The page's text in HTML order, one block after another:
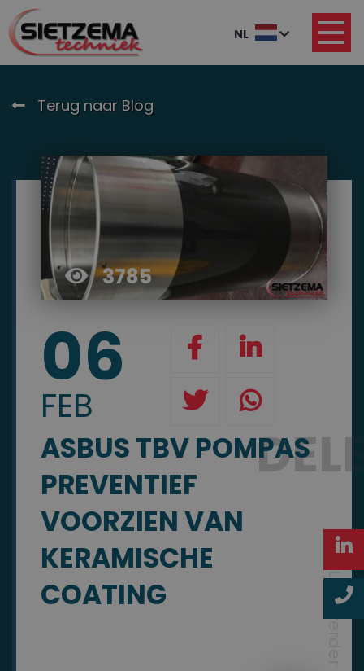
Terug naar Blog
3785
06
FEB
ASBUS TBV POMPAS
PREVENTIEF
VOORZIEN VAN
KERAMISCHE
COATING
Lees verder
NL